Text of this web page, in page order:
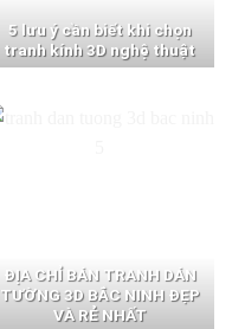
5 lưu ý cần biết khi chọn
tranh kính 3D nghệ thuật
ĐỊA CHỈ BÁN TRANH DÁN
TƯỜNG 3D BẮC NINH ĐẸP
VÀ RẺ NHẤT